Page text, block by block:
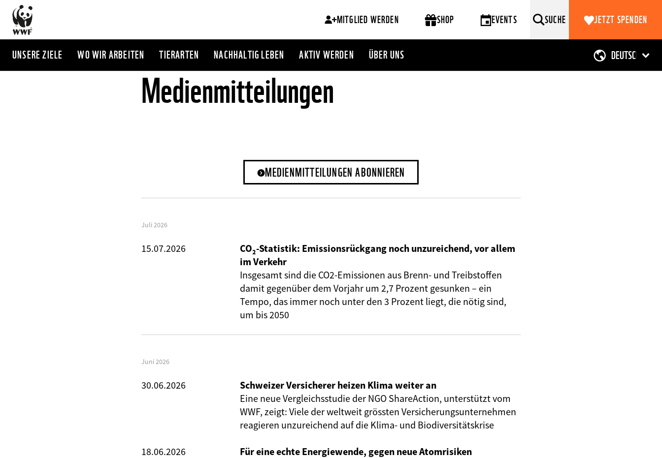
Direkt
zum
Inhalt
MITGLIED WERDEN SHOP EVENTS SUCHE JETZT SPENDEN
UNSERE ZIELE WO WIR ARBEITEN TIERARTEN NACHHALTIG LEBEN AKTIV WERDEN ÜBER UNS
Medienmitteilungen
MEDIENMITTEILUNGEN ABONNIEREN
Juli 2026
15.07.2026
CO₂-Statistik: Emissionsrückgang noch unzureichend, vor allem
im Verkehr
Insgesamt sind die CO2-Emissionen aus Brenn- und Treibstoffen
damit gegenüber dem Vorjahr um 2,7 Prozent gesunken – ein
Tempo, das immer noch unter den 3 Prozent liegt, die nötig sind,
um bis 2050
Juni 2026
30.06.2026
Schweizer Versicherer heizen Klima weiter an
Eine neue Vergleichsstudie der NGO ShareAction, unterstützt vom
WWF, zeigt: Viele der weltweit grössten Versicherungsunternehmen
reagieren unzureichend auf die Klima- und Biodiversitätskrise
18.06.2026
Für eine echte Energiewende, gegen neue Atomrisiken